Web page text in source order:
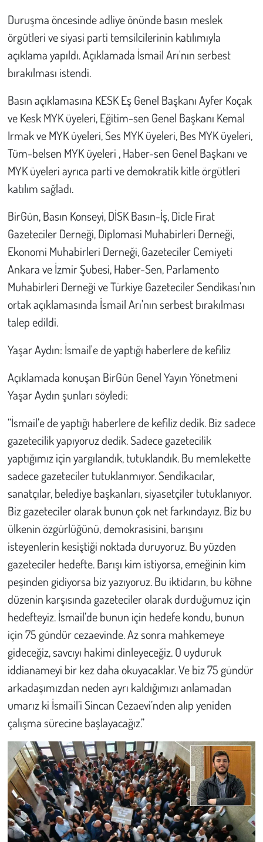
Duruşma öncesinde adliye önünde basın meslek
örgütleri ve siyasi parti temsilcilerinin katılımıyla
açıklama yapıldı. Açıklamada İsmail Arı'nın serbest
bırakılması istendi.
Basın açıklamasına KESK Eş Genel Başkanı Ayfer Koçak
ve Kesk MYK üyeleri, Eğitim-sen Genel Başkanı Kemal
Irmak ve MYK üyeleri, Ses MYK üyeleri, Bes MYK üyeleri,
Tüm-belsen MYK üyeleri , Haber-sen Genel Başkanı ve
MYK üyeleri ayrıca parti ve demokratik kitle örgütleri
katılım sağladı.
BirGün, Basın Konseyi, DİSK Basın-İş, Dicle Fırat
Gazeteciler Derneği, Diplomasi Muhabirleri Derneği,
Ekonomi Muhabirleri Derneği, Gazeteciler Cemiyeti
Ankara ve İzmir Şubesi, Haber-Sen, Parlamento
Muhabirleri Derneği ve Türkiye Gazeteciler Sendikası'nın
ortak açıklamasında İsmail Arı'nın serbest bırakılması
talep edildi.
Yaşar Aydın: İsmail'e de yaptığı haberlere de kefiliz
Açıklamada konuşan BirGün Genel Yayın Yönetmeni
Yaşar Aydın şunları söyledi:
“İsmail’e de yaptığı haberlere de kefiliz dedik. Biz sadece
gazetecilik yapıyoruz dedik. Sadece gazetecilik
yaptığımız için yargılandık, tutuklandık. Bu memlekette
sadece gazeteciler tutuklanmıyor. Sendikacılar,
sanatçılar, belediye başkanları, siyasetçiler tutuklanıyor.
Biz gazeteciler olarak bunun çok net farkındayız. Biz bu
ülkenin özgürlüğünü, demokrasisini, barışını
isteyenlerin kesiştiği noktada duruyoruz. Bu yüzden
gazeteciler hedefte. Barışı kim istiyorsa, emeğinin kim
peşinden gidiyorsa biz yazıyoruz. Bu iktidarın, bu köhne
düzenin karşısında gazeteciler olarak durduğumuz için
hedefteyiz. İsmail’de bunun için hedefe kondu, bunun
için 75 gündür cezaevinde. Az sonra mahkemeye
gideceğiz, savcıyı hakimi dinleyeceğiz. O uyduruk
iddianameyi bir kez daha okuyacaklar. Ve biz 75 gündür
arkadaşımızdan neden ayrı kaldığımızı anlamadan
umarız ki İsmail’i Sincan Cezaevi’nden alıp yeniden
çalışma sürecine başlayacağız.”